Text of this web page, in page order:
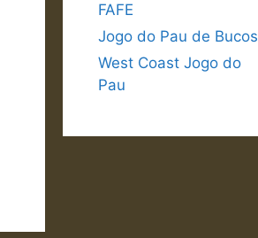
FAFE
Jogo do Pau de Bucos
West Coast Jogo do
Pau